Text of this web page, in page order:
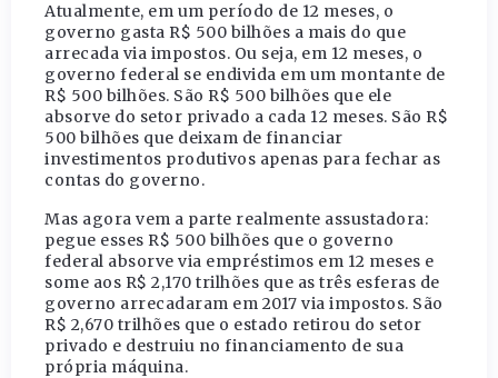
Atualmente, em um período de 12 meses, o
governo gasta R$ 500 bilhões a mais do que
arrecada via impostos. Ou seja, em 12 meses, o
governo federal se endivida em um montante de
R$ 500 bilhões. São R$ 500 bilhões que ele
absorve do setor privado a cada 12 meses. São R$
500 bilhões que deixam de financiar
investimentos produtivos apenas para fechar as
contas do governo.
Mas agora vem a parte realmente assustadora:
pegue esses R$ 500 bilhões que o governo
federal absorve via empréstimos em 12 meses e
some aos R$ 2,170 trilhões que as três esferas de
governo arrecadaram em 2017 via impostos. São
R$ 2,670 trilhões que o estado retirou do setor
privado e destruiu no financiamento de sua
própria máquina.